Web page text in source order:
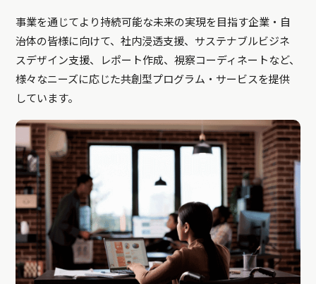
事業を通じてより持続可能な未来の実現を目指す企業・自
治体の皆様に向けて、社内浸透支援、サステナブルビジネ
スデザイン支援、レポート作成、視察コーディネートなど、
様々なニーズに応じた共創型プログラム・サービスを提供
しています。